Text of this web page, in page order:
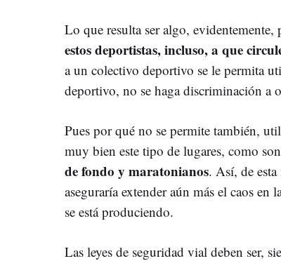
Lo que resulta ser algo, evidentemente,
estos deportistas, incluso, a que
a un colectivo deportivo se le permita
deportivo, no se haga discriminación a
Pues por qué no se permite también,
muy bien este tipo de lugares, como
de fondo y maratonianos. Así, de
aseguraría extender aún más el caos en
se está produciendo.
Las leyes de seguridad vial deben ser,